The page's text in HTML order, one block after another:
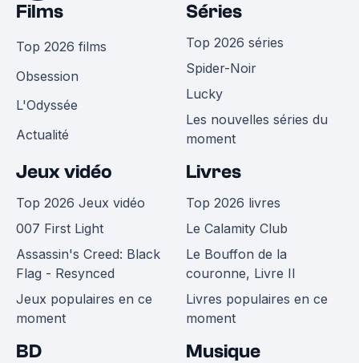
Films
Top 2026 films
Obsession
L'Odyssée
Actualité
Séries
Top 2026 séries
Spider-Noir
Lucky
Les nouvelles séries du
moment
Jeux vidéo
Top 2026 Jeux vidéo
007 First Light
Assassin's Creed: Black
Flag - Resynced
Jeux populaires en ce
moment
Livres
Top 2026 livres
Le Calamity Club
Le Bouffon de la
couronne, Livre II
Livres populaires en ce
moment
BD Musique